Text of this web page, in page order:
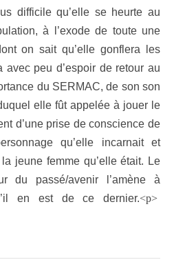
difficile qu’elle se heurte au
à l’exode de toute une
on sait qu’elle gonflera les
peu d’espoir de retour au
du SERMAC, de son son
elle fût appelée à jouer le
d’une prise de conscience de
qu’elle incarnait et
la jeune femme qu’elle était. Le
du passé/avenir l’amène à
en est de ce dernier.<p>